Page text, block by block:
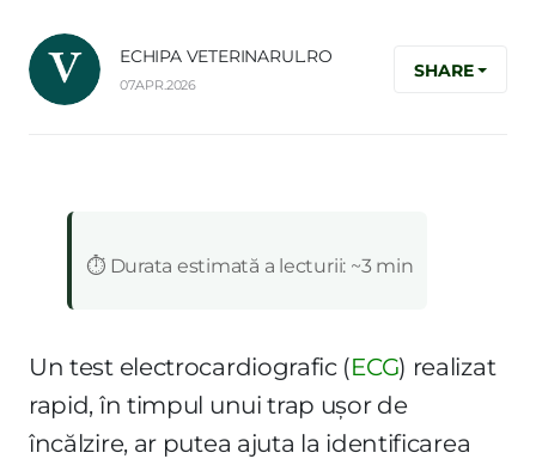
ECHIPA VETERINARUL.RO
07.APR.2026
SHARE
⏱️ Durata estimată a lecturii: ~3 min
Un test electrocardiografic (ECG) realizat
rapid, în timpul unui trap ușor de
încălzire, ar putea ajuta la identificarea